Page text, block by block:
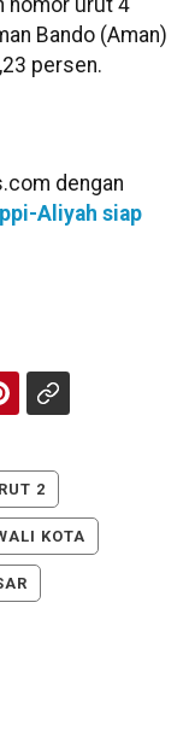
nomor urut 4
Bando (Aman)
persen.
dengan
Aliyah siap
2
KOTA